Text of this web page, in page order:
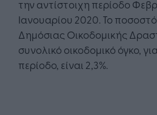
την αντίστοιχη περίοδο
Ιανουαρίου 2020. Το
Δημόσιας Οικοδομικής
συνολικό οικοδομικό όγκο,
περίοδο, είναι 2,3%.